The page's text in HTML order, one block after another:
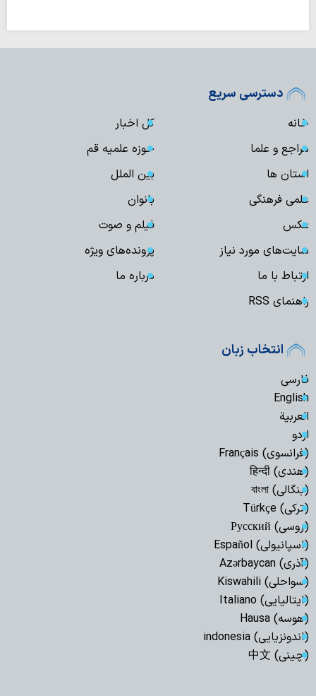
دسترسی سریع
خانه
کل اخبار
مراجع و علما
حوزه علمیه قم
استان ها
بین الملل
علمی فرهنگی
بانوان
عکس
فیلم و صوت
سایت‌های مورد نیاز
پرونده‌های ویژه
ارتباط با ما
درباره ما
راهنمای RSS
انتخاب زبان
فارسی
English
العربیة
اردو
(فرانسوی) Français
(هندی) हिन्दी
(بنگالی) বাংলা
(ترکی) Türkçe
(روسی) Русский
(اسپانیولی) Español
(آذری) Azərbaycan
(سواحلی) Kiswahili
(ایتالیایی) Italiano
(هوسه) Hausa
(اندونزیایی) indonesia
(چینی) 中文